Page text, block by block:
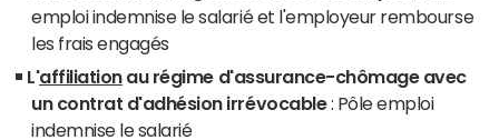
emploi indemnise le salarié et l'employeur rembourse
les frais engagés
L'affiliationau régime d'assurance-chômage avec
un contrat d'adhésion irrévocable: Pôle emploi
indemnise le salarié